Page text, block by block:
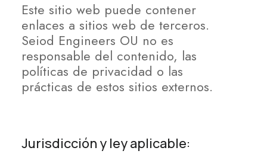
Este sitio web puede contener
enlaces a sitios web de terceros.
Seiod Engineers OU no es
responsable del contenido, las
políticas de privacidad o las
prácticas de estos sitios externos.
Jurisdicción y ley aplicable: